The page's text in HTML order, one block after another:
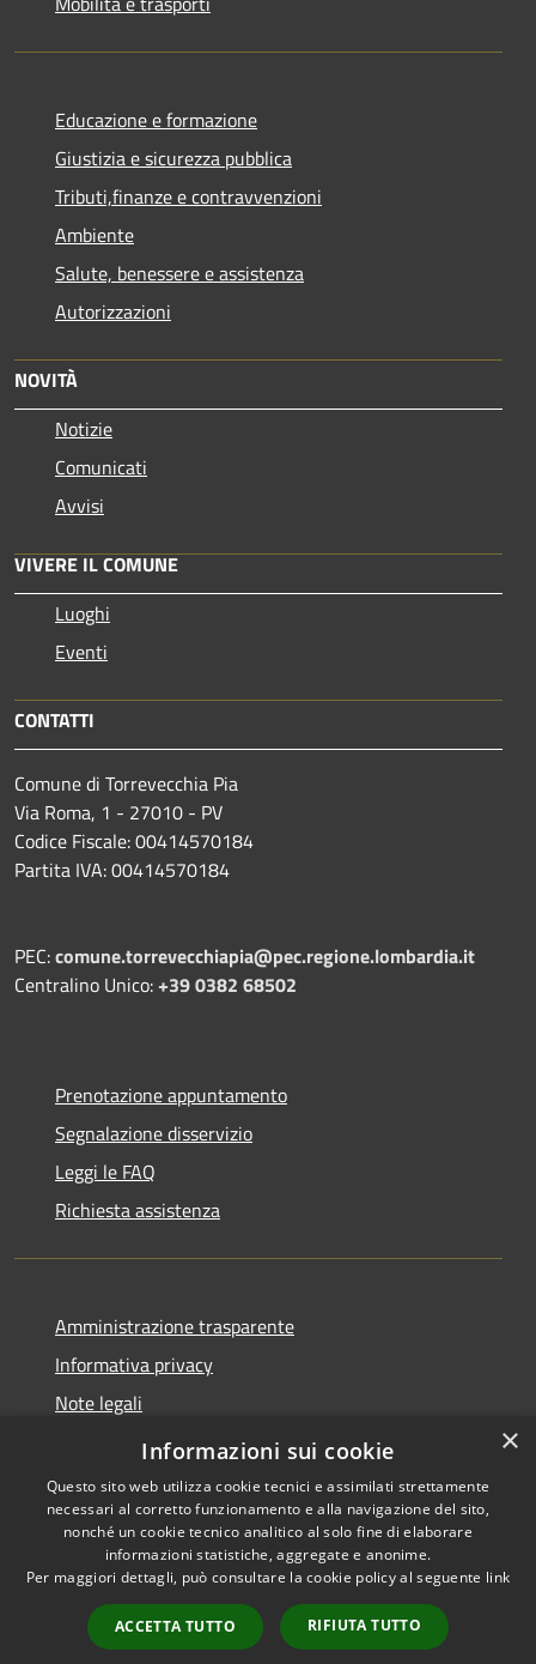
Educazione e formazione
Giustizia e sicurezza pubblica
Tributi,finanze e contravvenzioni
Ambiente
Salute, benessere e assistenza
Autorizzazioni
NOVITÀ
Notizie
Comunicati
Avvisi
VIVERE IL COMUNE
Luoghi
Eventi
CONTATTI
Comune di Torrevecchia Pia
Via Roma, 1 - 27010 - PV
Codice Fiscale: 00414570184
Partita IVA: 00414570184
PEC:comune.torrevecchiapia@pec.regione.lombardia.it
Centralino Unico:+39 0382 68502
Prenotazione appuntamento
Segnalazione disservizio
Leggi le FAQ
Richiesta assistenza
Amministrazione trasparente
Informativa privacy
Note legali
Dichiarazione di accessibilità
Accessibilità
Copyright © 2026 • Comune di
Torrevecchia Pia • Powered by
Municipium•
Accesso
redazione
×
Informazioni sui cookie
Questo sito web utilizza cookie tecnici e assimilati strettamente
necessari al corretto funzionamento e alla navigazione del sito,
nonché un cookie tecnico analitico al solo fine di elaborare
informazioni statistiche, aggregate e anonime.
Per maggiori dettagli, può consultare la cookie policy al seguente link
ACCETTA TUTTO RIFIUTA TUTTO